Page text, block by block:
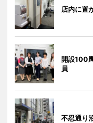
店内に置
開設100
員
不忍通り